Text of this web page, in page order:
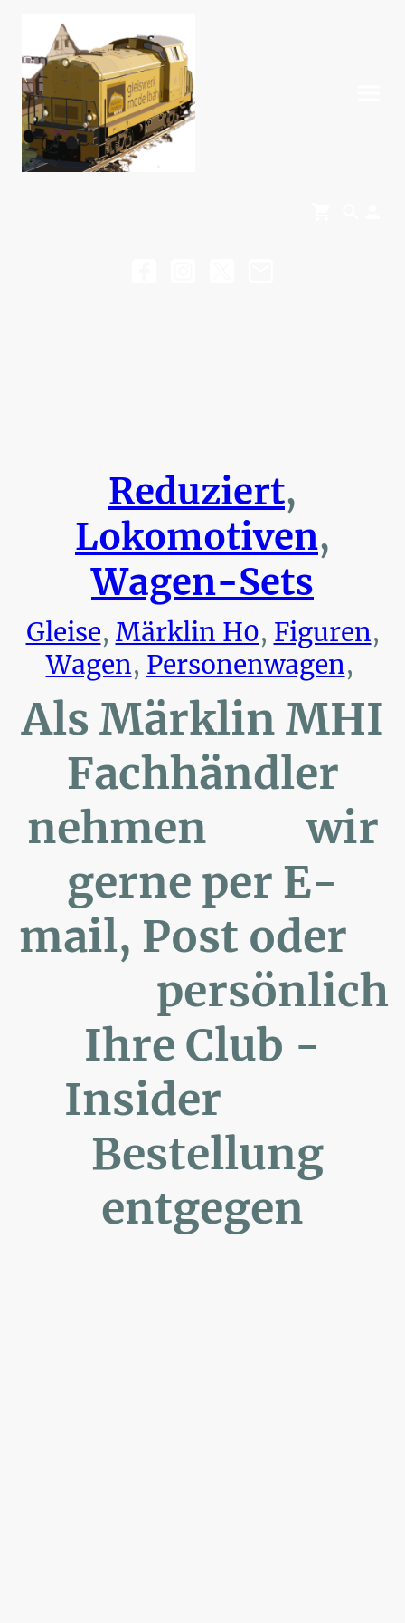
Reduziert,
Lokomotiven,
Wagen-Sets
Gleise, Märklin H0, Figuren,
Wagen, Personenwagen,
Als Märklin MHI
Fachhändler
nehmen wir
gerne per E-
mail, Post oder
persönlich
Ihre Club -
Insider
Bestellung
entgegen